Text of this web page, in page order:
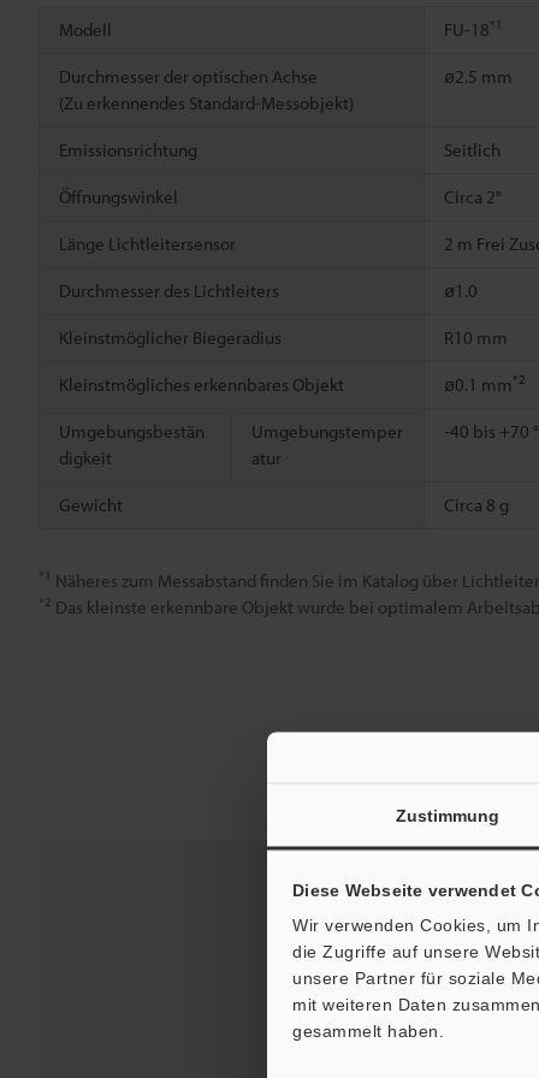
Zustimmung
Diese Webseite verwendet
Wir verwenden Cookies, um
die Zugriffe auf unsere
unsere Partner für soziale
mit weiteren Daten
gesammelt haben.
Modell FU-18*1
Durchmesser der optischen Achse
(Zu erkennendes Standard-Messobjekt)
ø2.5 mm
Emissionsrichtung Seitlich
Öffnungswinkel Circa 2°
Länge Lichtleitersensor 2 m Frei
Durchmesser des Lichtleiters ø1.0
Kleinstmöglicher Biegeradius R10 mm
Kleinstmögliches erkennbares Objekt ø0.1 mm *2
Umgebungsbestän
digkeit
Umgebungstemper
atur
-40 bis +70
Gewicht Circa 8 g
*1 Näheres zum Messabstand finden Sie im Katalog über
*2 Das kleinste erkennbare Objekt wurde bei optimalem